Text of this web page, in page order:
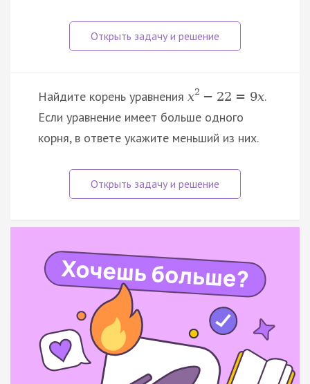
Найдите корень уравнения x2 − 22 = 9x.
Если уравнение имеет больше одного
корня, в ответе укажите меньший из них.